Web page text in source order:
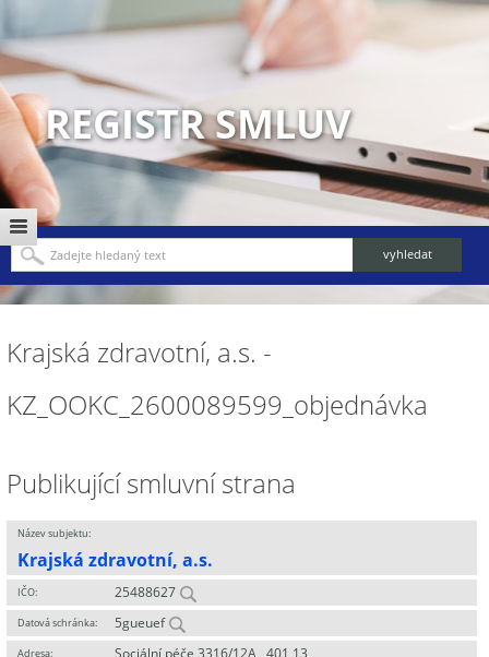
REGISTR SMLUV
Krajská zdravotní, a.s. -
KZ_OOKC_2600089599_objednávka
Publikující smluvní strana
Název subjektu:
Krajská zdravotní, a.s.
IČO: 25488627
Datová schránka: 5gueuef
Adresa:
Sociální péče 3316/12A , 401 13,